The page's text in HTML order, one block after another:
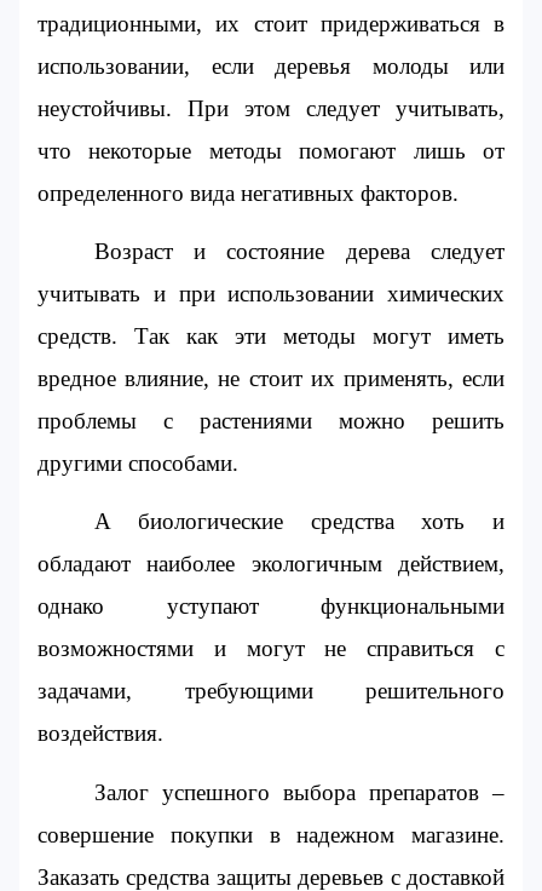
традиционными, их стоит придерживаться в
использовании, если деревья молоды или
неустойчивы. При этом следует учитывать,
что некоторые методы помогают лишь от
определенного вида негативных факторов.
Возраст и состояние дерева следует
учитывать и при использовании химических
средств. Так как эти методы могут иметь
вредное влияние, не стоит их применять, если
проблемы с растениями можно решить
другими способами.
А биологические средства хоть и
обладают наиболее экологичным действием,
однако уступают функциональными
возможностями и могут не справиться с
задачами, требующими решительного
воздействия.
Залог успешного выбора препаратов –
совершение покупки в надежном магазине.
Заказать средства защиты деревьев с доставкой